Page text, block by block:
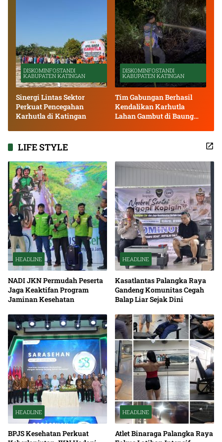
DISKOMINFOSTANDI
KABUPATEN KATINGAN
Sinergi Lintas Sektor
Perkuat Pencegahan
Karhutla di Katingan
DISKOMINFOSTANDI
KABUPATEN KATINGAN
Tim Gabungan Berhasil
Kendalikan Karhutla
Lahan Gambut di Baung
LIFE STYLE
HEADLINE
NADI JKN Permudah Peserta
Jaga Keaktifan Program
Jaminan Kesehatan
HEADLINE
Kasatlantas Palangka Raya
Gandeng Komunitas Cegah
Balap Liar Sejak Dini
HEADLINE
BPJS Kesehatan Perkuat
HEADLINE
Atlet Binaraga Palangka Raya